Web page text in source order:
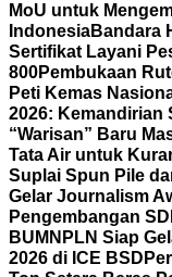
MoU untuk
IndonesiaBandara
Sertifikat Layani
800Pembukaan
Peti Kemas
2026: Kemandirian
“Warisan” Baru
Tata Air untuk
Suplai Spun Pile
Gelar Journalism
Pengembangan
BUMN PLN Siap
2026 di ICE BSD